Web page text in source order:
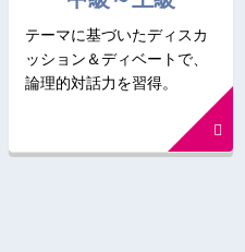
テーマに基づいたディスカ
ッション＆ディベートで、
論理的対話力を習得。